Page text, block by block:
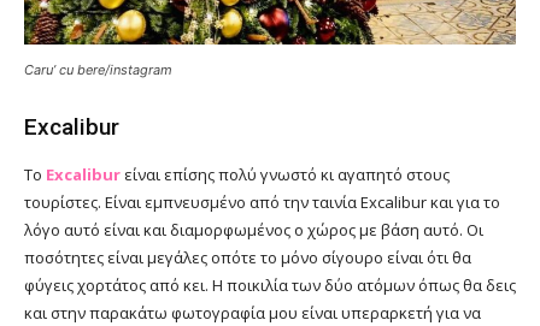
Caru’ cu bere/instagram
Excalibur
Το Excalibur είναι επίσης πολύ γνωστό κι αγαπητό στους
τουρίστες. Είναι εμπνευσμένο από την ταινία Excalibur και για το
λόγο αυτό είναι και διαμορφωμένος ο χώρος με βάση αυτό. Οι
ποσότητες είναι μεγάλες οπότε το μόνο σίγουρο είναι ότι θα
φύγεις χορτάτος από κει. Η ποικιλία των δύο ατόμων όπως θα δεις
και στην παρακάτω φωτογραφία μου είναι υπεραρκετή για να